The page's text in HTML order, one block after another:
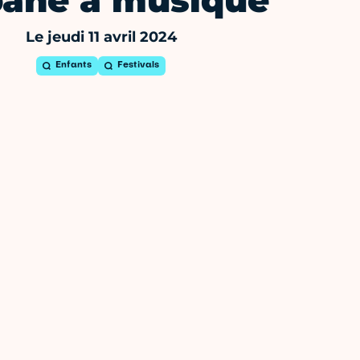
Le jeudi 11 avril 2024
Enfants Festivals